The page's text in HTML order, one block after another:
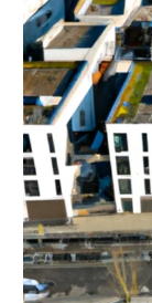
Die
schaffen:
die